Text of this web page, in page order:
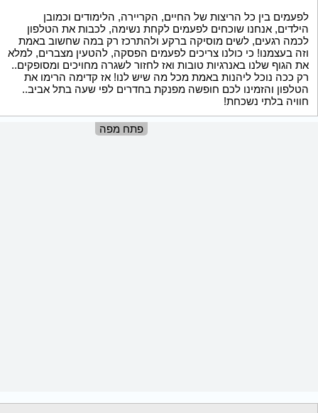
לפעמים בין כל הריצות של החיים, הקריירה, הלימודים וכמובן
הילדים, אנחנו שוכחים לפעמים לקחת נשימה, לכבות את הטלפון
לכמה רגעים, לשים מוסיקה ברקע ולהתרכז רק במה שחשוב באמת
וזה בעצמנו! כי כולנו צריכים לפעמים הפסקה, להטעין מצברים, למלא
את הגוף שלנו באנרגיות טובות ואז לחזור לשגרה מחויכים ומסופקים..
רק ככה נוכל ליהנות באמת מכל מה שיש לנו! אז קדימה הרימו את
הטלפון והזמינו לכם חופשה מפנקת בחדרים לפי שעה בתל אביב..
חוויה בלתי נשכחת!
פתח מפה